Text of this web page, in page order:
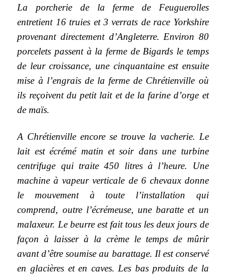
La porcherie de la ferme de Feuguerolles
entretient 16 truies et 3 verrats de race Yorkshire
provenant directement d’Angleterre. Environ 80
porcelets passent à la ferme de Bigards le temps
de leur croissance, une cinquantaine est ensuite
mise à l’engrais de la ferme de Chrétienville où
ils reçoivent du petit lait et de la farine d’orge et
de maïs.
A Chrétienville encore se trouve la vacherie. Le
lait est écrémé matin et soir dans une turbine
centrifuge qui traite 450 litres à l’heure. Une
machine à vapeur verticale de 6 chevaux donne
le mouvement à toute l’installation qui
comprend, outre l’écrémeuse, une baratte et un
malaxeur. Le beurre est fait tous les deux jours de
façon à laisser à la crème le temps de mûrir
avant d’être soumise au barattage. Il est conservé
en glacières et en caves. Les bas produits de la